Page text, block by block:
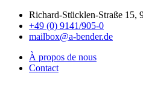
Richard-Stücklen-Straße 15,
+49 (0) 9141/905-0
mailbox@a-bender.de
À propos de nous
Contact